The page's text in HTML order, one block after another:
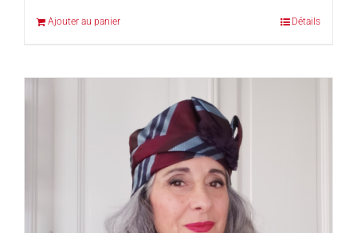
Ajouter au panier Détails